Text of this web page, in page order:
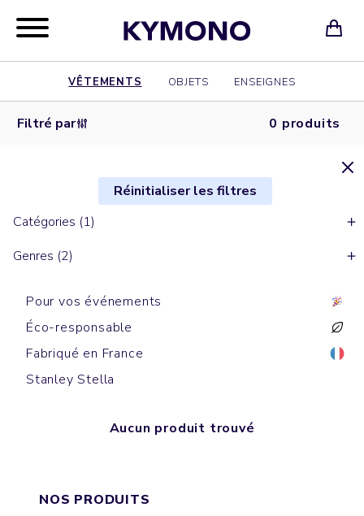
VÊTEMENTS OBJETS ENSEIGNES
Filtré par 0 produits
Réinitialiser les filtres
Catégories (1)
Genres (2)
Pour vos événements
Éco-responsable
Fabriqué en France
Stanley Stella
Aucun produit trouvé
NOS PRODUITS